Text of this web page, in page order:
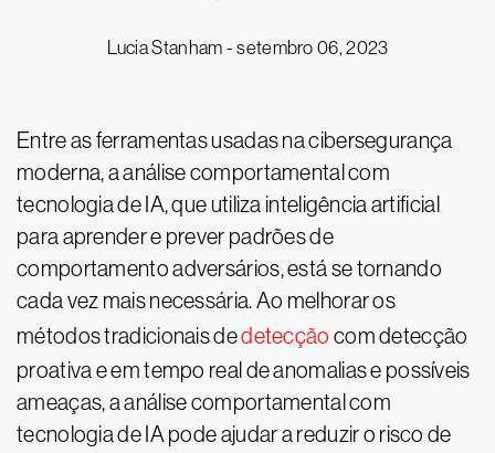
Lucia Stanham -setembro 06, 2023
Entre as ferramentas usadas na cibersegurança
moderna, a análise comportamental com
tecnologia de IA, que utiliza inteligência artificial
para aprender e prever padrões de
comportamento adversários, está se tornando
cada vez mais necessária. Ao melhorar os
métodos tradicionais dedetecção com detecção
proativa e em tempo real de anomalias e possíveis
ameaças, a análise comportamental com
tecnologia de IA pode ajudar a reduzir o risco de